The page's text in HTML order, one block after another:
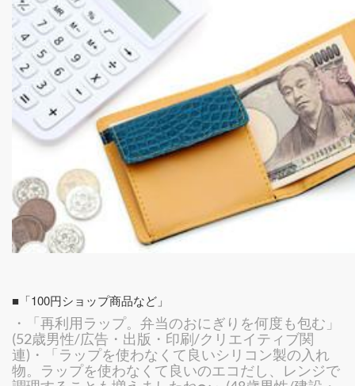
■「100円ショップ商品など」
・「再利用ラップ。弁当のおにぎりを何度も包む」
(52歳男性/広告・出版・印刷/クリエイティブ関
連)・「ラップを使わなくて良いシリコン製の入れ
物。ラップを使わなくて良いのエコだし、レンジで